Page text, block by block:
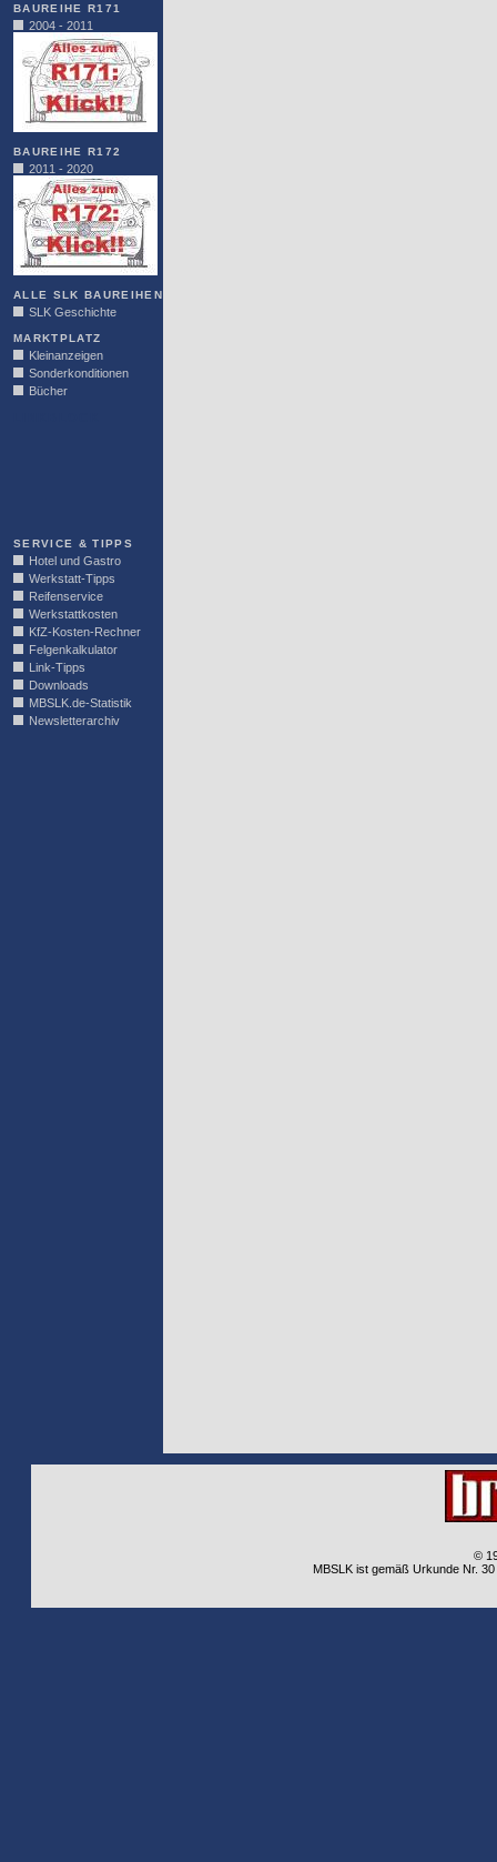
BAUREIHE R171
2004 - 2011
BAUREIHE R172
2011 - 2020
ALLE SLK BAUREIHEN
SLK Geschichte
MARKTPLATZ
Kleinanzeigen
Sonderkonditionen
Bücher
SERVICE & TIPPS
Hotel und Gastro
Werkstatt-Tipps
Reifenservice
Werkstattkosten
KfZ-Kosten-Rechner
Felgenkalkulator
Link-Tipps
Downloads
MBSLK.de-Statistik
Newsletterarchiv
©
MBSLK ist gemäß Urkunde Nr.